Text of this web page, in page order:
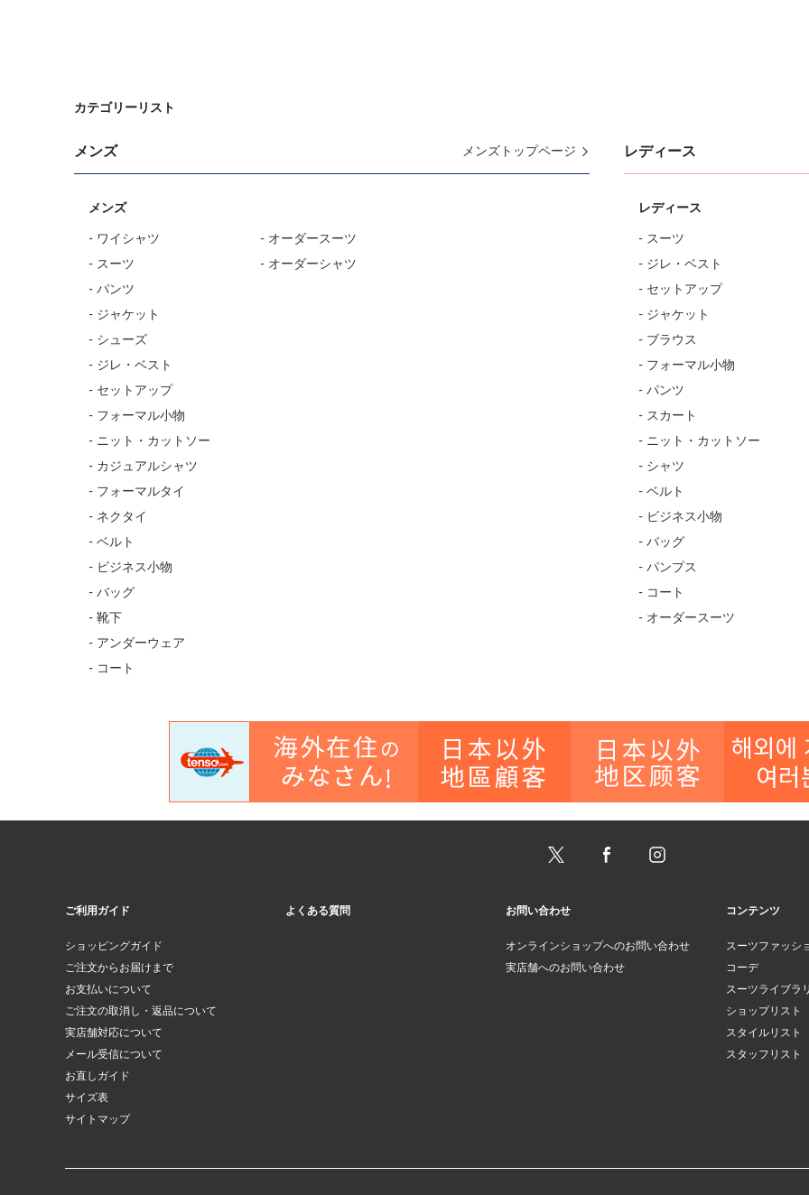
コート
オーダースーツ
オーダーシャツ
カテゴリーリスト
メンズ メンズトップページ
メンズ
- ワイシャツ
- スーツ
- パンツ
- ジャケット
- シューズ
- ジレ・ベスト
- セットアップ
- フォーマル小物
- ニット・カットソー
- カジュアルシャツ
- フォーマルタイ
- ネクタイ
- ベルト
- ビジネス小物
- バッグ
- 靴下
- アンダーウェア
- コート
- オーダースーツ
- オーダーシャツ
レディース
レディース
- スーツ
- ジレ・ベスト
- セットアップ
- ジャケット
- ブラウス
- フォーマル小物
- パンツ
- スカート
- ニット・カットソー
- シャツ
- ベルト
- ビジネス小物
- バッグ
- パンプス
- コート
- オーダースーツ
ご利用ガイド
ショッピングガイド
ご注文からお届けまで
お支払いについて
ご注文の取消し・返品について
実店舗対応について
メール受信について
お直しガイド
サイズ表
サイトマップ
よくある質問 お問い合わせ
オンラインショップへのお問い合わせ
実店舗へのお問い合わせ
コンテンツ
スーツファッシ
コーデ
スーツライブラ
ショップリスト
スタイルリスト
スタッフリスト